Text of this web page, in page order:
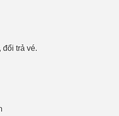
đổi trả vé.